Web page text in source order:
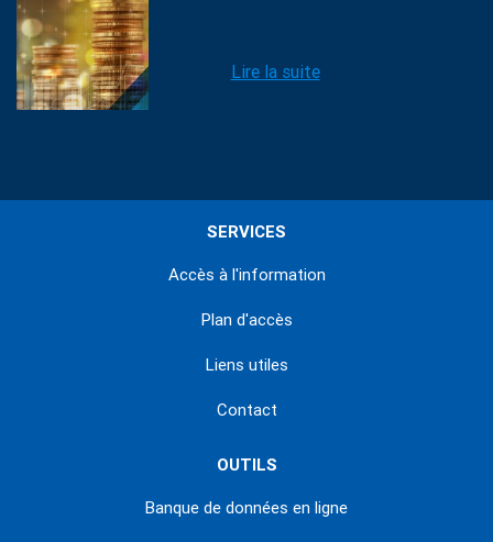
Lire la suite
SERVICES
Accès à l'information
Plan d'accès
Liens utiles
Contact
OUTILS
Banque de données en ligne